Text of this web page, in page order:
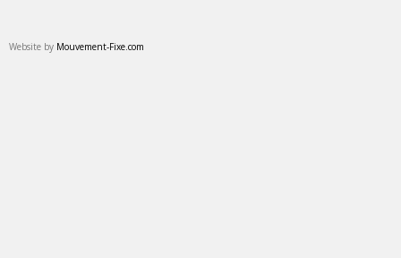
Website by Mouvement-Fixe.com